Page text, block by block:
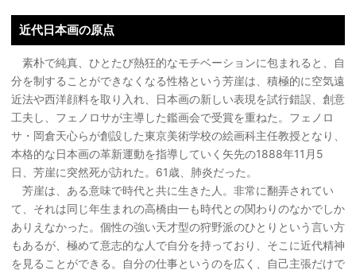
近代日本画の原点
素朴で純真、ひとたび熱狂的なモチベーションに包まれると、自
分を制することができなくなる性格という芳崖は、積極的に空気遠
近法や西洋顔料を取り入れ、日本画の新しい表現を試行錯誤、創意
工夫し、フェノロサが主導した鑑画会で受賞を重ねた。フェノロ
サ・岡倉天心らが創設した東京美術学校の絵画科主任教授となり、
本格的な日本画の革新運動を指導していく矢先の1888年11月5
日、芳崖に突然死が訪れた。61歳、肺炎だった。
芳崖は、ある意味で時代と共に生きた人。非常に翻弄されてい
て、それは同じ年生まれの高橋由一も時代との関わりのなかでしか
ありえなかった。個性の強い天才型の狩野派のひとりという言い方
もあるが、極めて意志的な人で自分を持っており、そこに近代精神
を見ることができる。自分の仕事というのを広く、自己主張だけで